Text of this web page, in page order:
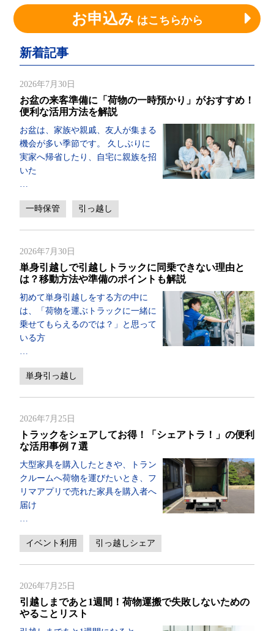
お申込み はこちらから
新着記事
2026年7月30日
お盆の来客準備に「荷物の一時預かり」がおすすめ！
便利な活用方法を解説
お盆は、家族や親戚、友人が集まる
機会が多い季節です。 久しぶりに
実家へ帰省したり、自宅に親族を招
いた
一時保管 引っ越し
2026年7月30日
単身引越しで引越しトラックに同乗できない理由と
は？移動方法や準備のポイントも解説
初めて単身引越しをする方の中に
は、「荷物を運ぶトラックに一緒に
乗せてもらえるのでは？」と思って
いる方
単身引っ越し
2026年7月25日
トラックをシェアしてお得！「シェアトラ！」の便利
な活用事例７選
大型家具を購入したときや、トラン
クルームへ荷物を運びたいとき、フ
リマアプリで売れた家具を購入者へ
届け
イベント利用 引っ越しシェア
2026年7月25日
引越しまであと1週間！荷物運搬で失敗しないための
やることリスト